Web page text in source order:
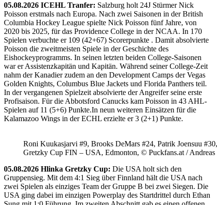
05.08.2026 ICEHL Tranfer: Salzburg holt 24J Stürmer Nick
Poisson erstmals nach Europa. Nach zwei Saisonen in der British
Columbia Hockey League spielte Nick Poisson fünf Jahre, von
2020 bis 2025, für das Providence College in der NCAA. In 170
Spielen verbuchte er 109 (42+67) Scorerpunkte . Damit absolvierte
Poisson die zweitmeisten Spiele in der Geschichte des
Eishockeyprogramms. In seinen letzten beiden College-Saisonen
war er Assistenzkapitän und Kapitän. Während seiner College-Zeit
nahm der Kanadier zudem an den Development Camps der Vegas
Golden Knights, Columbus Blue Jackets und Florida Panthers teil.
In der vergangenen Spielzeit absolvierte der Angreifer seine erste
Profisaison. Für die Abbotsford Canucks kam Poisson in 43 AHL-
Spielen auf 11 (5+6) Punkte.In neun weiteren Einsätzen für die
Kalamazoo Wings in der ECHL erzielte er 3 (2+1) Punkte.
Roni Kuukasjarvi #9, Brooks DeMars #24, Patrik Joensuu
Gretzky Cup FIN – USA, Edmonton, © Puckfans.at / Andreas
05.08.2026 Hlinka Gretzky Cup: Die USA holt sich den
Gruppensieg. Mit dem 4:1 Sieg über Finnland hält die USA nach
zwei Spielen als einziges Team der Gruppe B bei zwei Siegen. Die
USA ging dabei im einzigen Powerplay des Startdrittel durch Ethan